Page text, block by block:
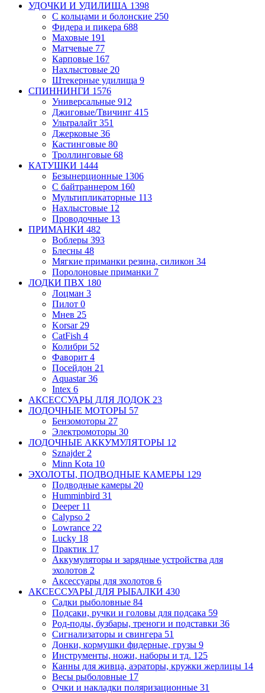
УДОЧКИ И УДИЛИЩА 1398
С кольцами и болонские 250
Фидера и пикера 688
Маховые 191
Матчевые 77
Карповые 167
Нахлыстовые 20
Штекерные удилища 9
СПИННИНГИ 1576
Универсальные 912
Джиговые/Твичинг 415
Ультралайт 351
Джерковые 36
Кастинговые 80
Троллинговые 68
КАТУШКИ 1444
Безынерционные 1306
С байтраннером 160
Мультипликаторные 113
Нахлыстовые 12
Проводочные 13
ПРИМАНКИ 482
Воблеры 393
Блесны 48
Мягкие приманки резина, силикон 34
Поролоновые приманки 7
ЛОДКИ ПВХ 180
Лоцман 3
Пилот 0
Мнев 25
Korsar 29
CatFish 4
Колибри 52
Фаворит 4
Посейдон 21
Aquastar36
Intex 6
АКСЕССУАРЫ ДЛЯ ЛОДОК 23
ЛОДОЧНЫЕ МОТОРЫ 57
Бензомоторы 27
Электромоторы 30
ЛОДОЧНЫЕ АККУМУЛЯТОРЫ 12
Sznajder 2
Minn Kota 10
ЭХОЛОТЫ, ПОДВОДНЫЕ КАМЕРЫ 129
Подводные камеры 20
Humminbird 31
Deeper 11
Calypso 2
Lowrance 22
Lucky 18
Практик 17
Аккумуляторы и зарядные устройства для
эхолотов 2
Аксессуары для эхолотов 6
АКСЕССУАРЫ ДЛЯ РЫБАЛКИ 430
Садки рыболовные 84
Подсаки, ручки и головы для подсака 59
Род-поды, бузбары, треноги и подставки 36
Сигнализаторы и свингера 51
Донки, кормушки фидерные, грузы 9
Инструменты, ножи, наборы и тд. 125
Канны для живца, аэраторы, кружки жерлицы 14
Весы рыболовные 17
Очки и накладки поляризационные 31